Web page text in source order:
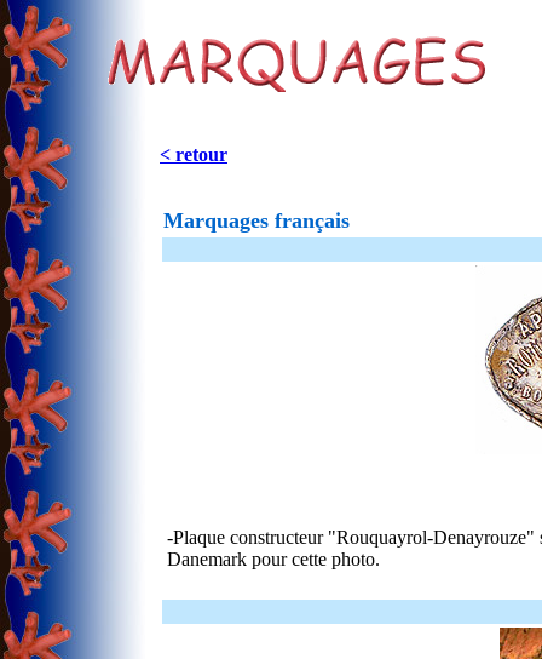
< retour
Marquages français
-Plaque constructeur "Rouquayrol-
Danemark pour cette photo.